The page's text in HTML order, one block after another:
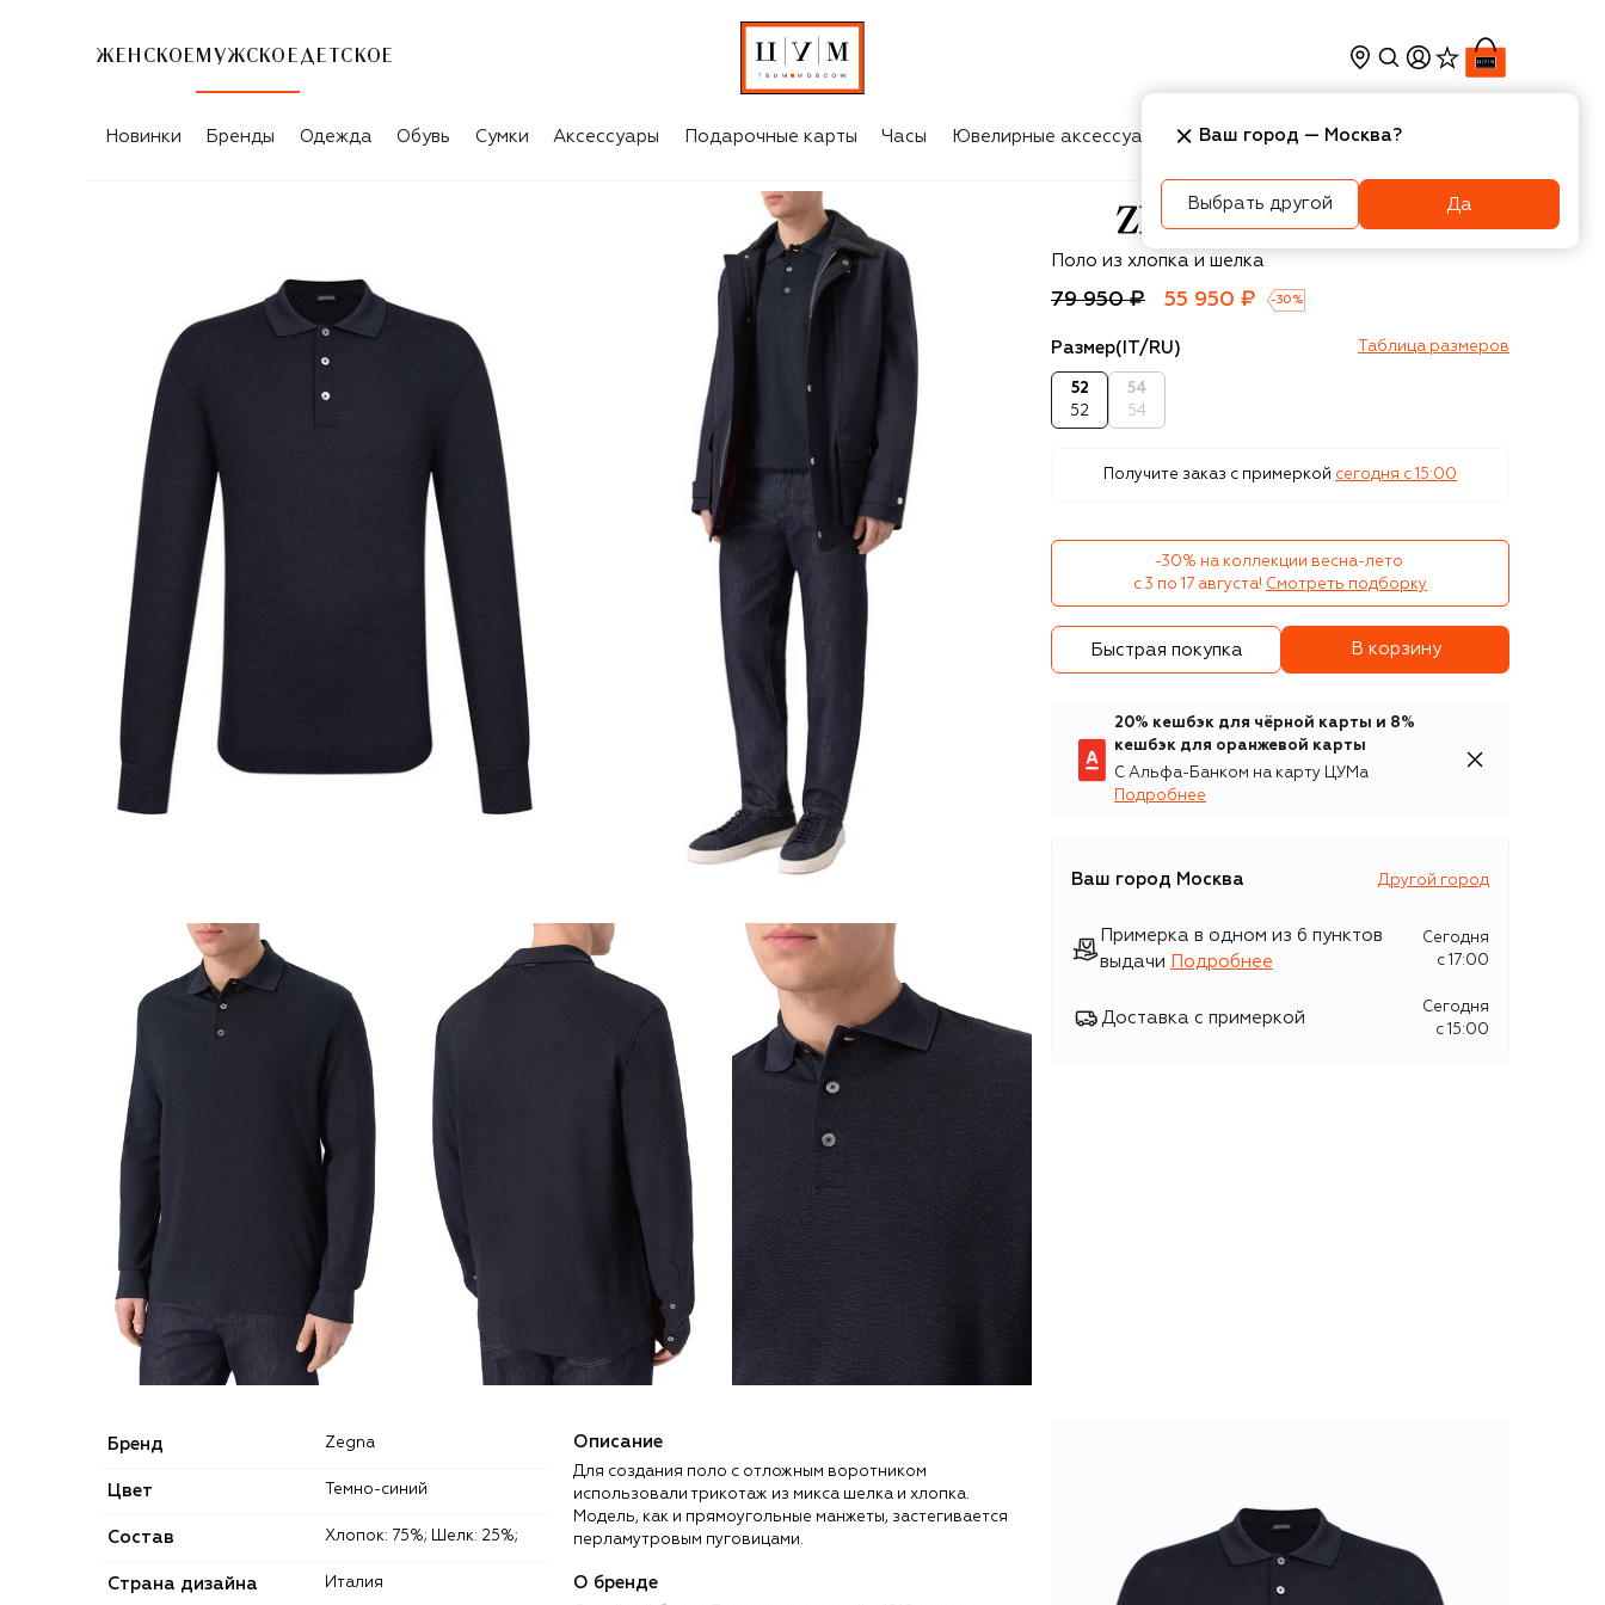
ЖЕНСКОЕ МУЖСКОЕ ДЕТСКОЕ
Новинки Бренды Одежда Обувь Сумки Аксессуары Подарочные карты Часы Ювелирные аксессуары Косметика Интерьер
Zegna
Поло из хлопка и шелка
79 950 ₽ 55 950 ₽ -30 %
Размер(IT/RU) Таблица размеров
52
52
54
54
Получите заказ с примеркой сегодня c 15:00
-30% на коллекции весна-лето
с 3 по 17 августа! Смотреть подборку
Быстрая покупка В корзину
20% кешбэк для чёрной карты и 8%
кешбэк для оранжевой карты
С Альфа-Банком на карту ЦУМа
Подробнее
Ваш город Москва Другой город
Примерка в одном из 6 пунктов
выдачи
Подробнее
Сегодня
c 17:00
Доставка с примеркой
Сегодня
c 15:00
Бренд Zegna
Цвет Темно-синий
Состав Хлопок: 75%; Шелк: 25%;
Страна дизайна Италия
Описание
Для создания поло с отложным воротником
использовали трикотаж из микса шелка и хлопка.
Модель, как и прямоугольные манжеты, застегивается
перламутровым пуговицами.
О бренде
Ваш город — Москва?
Выбрать другой Да